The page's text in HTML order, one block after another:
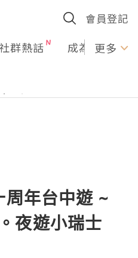
會員登記
社群熱話 成為U更多
周年台中遊 ~
夜遊小瑞士